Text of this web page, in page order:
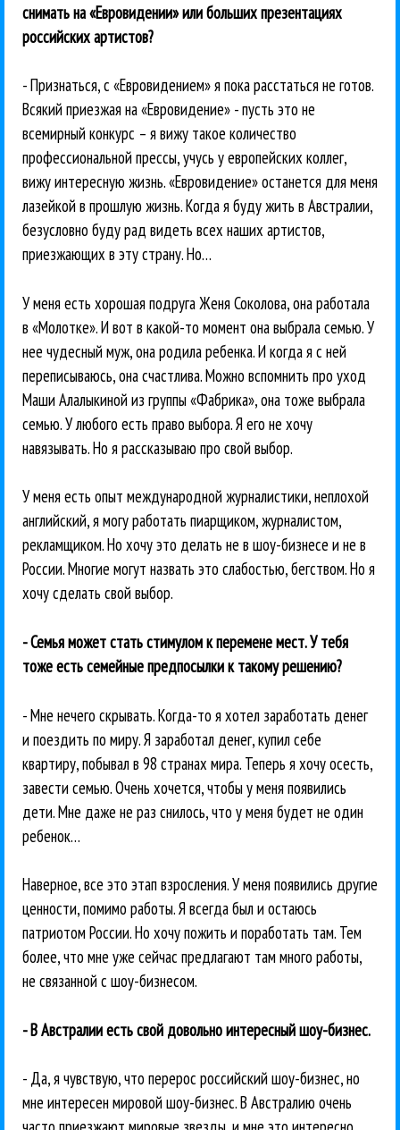
снимать на «Евровидении» или больших презентациях
российских артистов?
- Признаться, с «Евровидением» я пока расстаться не готов.
Всякий приезжая на «Евровидение» - пусть это не
всемирный конкурс – я вижу такое количество
профессиональной прессы, учусь у европейских коллег,
вижу интересную жизнь. «Евровидение» останется для меня
лазейкой в прошлую жизнь. Когда я буду жить в Австралии,
безусловно буду рад видеть всех наших артистов,
приезжающих в эту страну. Но…
У меня есть хорошая подруга Женя Соколова, она работала
в «Молотке». И вот в какой-то момент она выбрала семью. У
нее чудесный муж, она родила ребенка. И когда я с ней
переписываюсь, она счастлива. Можно вспомнить про уход
Маши Алалыкиной из группы «Фабрика», она тоже выбрала
семью. У любого есть право выбора. Я его не хочу
навязывать. Но я рассказываю про свой выбор.
У меня есть опыт международной журналистики, неплохой
английский, я могу работать пиарщиком, журналистом,
рекламщиком. Но хочу это делать не в шоу-бизнесе и не в
России. Многие могут назвать это слабостью, бегством. Но я
хочу сделать свой выбор.
- Семья может стать стимулом к перемене мест. У тебя
тоже есть семейные предпосылки к такому решению?
- Мне нечего скрывать. Когда-то я хотел заработать денег
и поездить по миру. Я заработал денег, купил себе
квартиру, побывал в 98 странах мира. Теперь я хочу осесть,
завести семью. Очень хочется, чтобы у меня появились
дети. Мне даже не раз снилось, что у меня будет не один
ребенок…
Наверное, все это этап взросления. У меня появились другие
ценности, помимо работы. Я всегда был и остаюсь
патриотом России. Но хочу пожить и поработать там. Тем
более, что мне уже сейчас предлагают там много работы,
не связанной с шоу-бизнесом.
- В Австралии есть свой довольно интересный шоу-бизнес.
- Да, я чувствую, что перерос российский шоу-бизнес, но
мне интересен мировой шоу-бизнес. В Австралию очень